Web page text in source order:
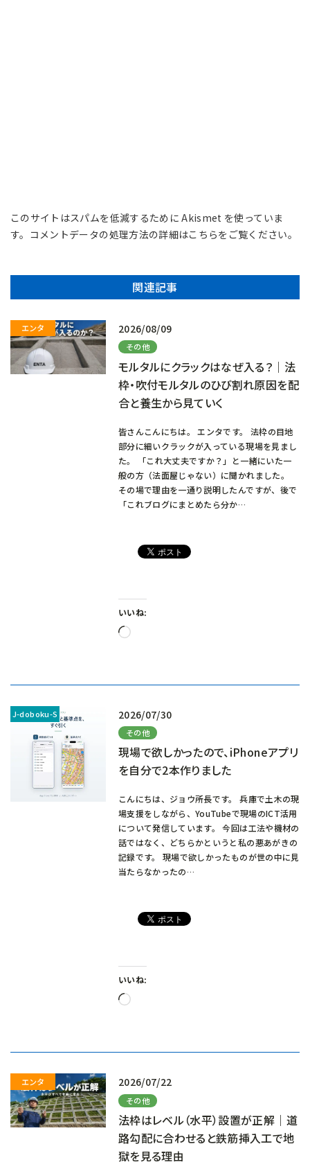
このサイトはスパムを低減するために Akismet を使っていま
す。 コメントデータの処理方法の詳細はこちらをご覧ください。
関連記事
2026/08/09
その他
モルタルにクラックはなぜ入る？｜法
枠・吹付モルタルのひび割れ原因を配
合と養生から見ていく
皆さんこんにちは。 エンタです。 法枠の目地
部分に細いクラックが入っている現場を見まし
た。 「これ大丈夫ですか？」と一緒にいた一
般の方（法面屋じゃない）に聞かれました。
その場で理由を一通り説明したんですが、後で
「これブログにまとめたら分か…
いいね:
読
2026/07/30
その他
現場で欲しかったので、iPhoneアプリ
を自分で2本作りました
こんにちは、ジョウ所長です。 兵庫で土木の現
場支援をしながら、YouTubeで現場のICT活用
について発信しています。 今回は工法や機材の
話ではなく、どちらかというと私の悪あがきの
記録です。 現場で欲しかったものが世の中に見
当たらなかったの…
いいね:
読
2026/07/22
その他
法枠はレベル（水平）設置が正解｜道
路勾配に合わせると鉄筋挿入工で地
獄を見る理由